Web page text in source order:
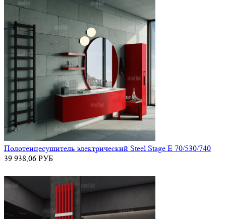
Полотенцесушитель электрический Steel Stage E 70/530/740
39 938,06 РУБ